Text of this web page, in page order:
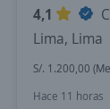
4,1
Lima, Lima
S/. 1.200,00
Hace 11 horas